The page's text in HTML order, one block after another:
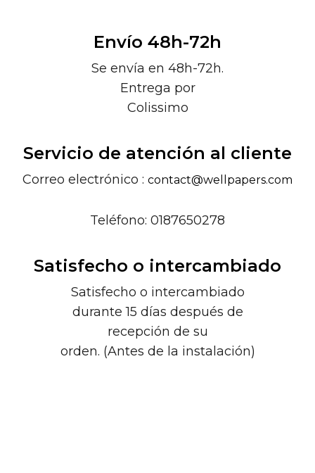
Envío 48h-72h
Se envía en 48h-72h.
Entrega por
Colissimo
Servicio de atención al cliente
Correo electrónico : contact@wellpapers.com
Teléfono: 0187650278
Satisfecho o intercambiado
Satisfecho o intercambiado
durante 15 días después de
recepción de su
orden. (Antes de la instalación)